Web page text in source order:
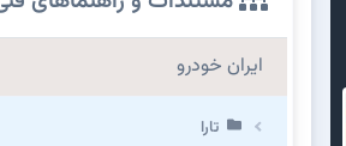
ایران خودرو
تارا